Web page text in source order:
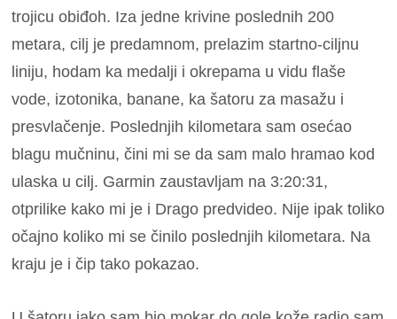
trojicu obiđoh. Iza jedne krivine poslednih 200
metara, cilj je predamnom, prelazim startno-ciljnu
liniju, hodam ka medalji i okrepama u vidu flaše
vode, izotonika, banane, ka šatoru za masažu i
presvlačenje. Poslednjih kilometara sam osećao
blagu mučninu, čini mi se da sam malo hramao kod
ulaska u cilj. Garmin zaustavljam na 3:20:31,
otprilike kako mi je i Drago predvideo. Nije ipak toliko
očajno koliko mi se činilo poslednjih kilometara. Na
kraju je i čip tako pokazao.